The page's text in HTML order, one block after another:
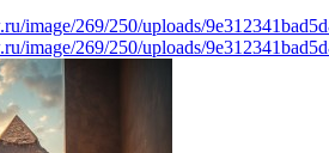
image/269/250/uploads/
image/269/250/uploads/